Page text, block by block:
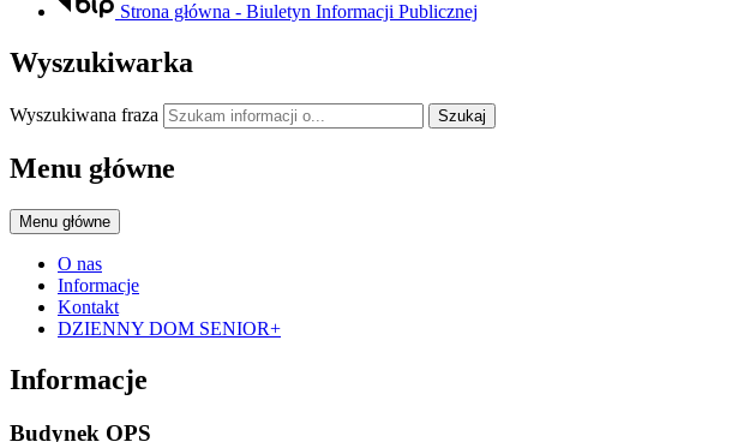
Strona główna - Biuletyn Informacji Publicznej
Wyszukiwarka
Wyszukiwana fraza Szukaj
Menu główne
Menu główne
O nas
Informacje
Kontakt
DZIENNY DOM SENIOR+
Informacje
Budynek OPS